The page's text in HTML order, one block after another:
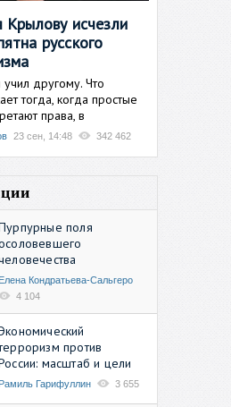
Крылову исчезли
русского
другому. Что
тогда, когда простые
права, в
23 сен, 14:48 342 462
поля
Елена Кондратьева-Сальгеро
4 104
против
масштаб и цели
Рамиль Гарифуллин 3 655